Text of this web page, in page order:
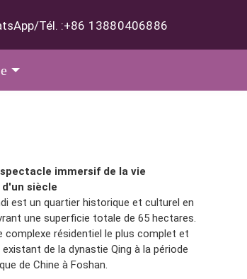
Tél. :+86 13880406886
immersif de la vie
siècle
est un quartier historique et culturel en
une superficie totale de 65 hectares.
complexe résidentiel le plus complet et
existant de la dynastie Qing à la période
de Chine à Foshan.